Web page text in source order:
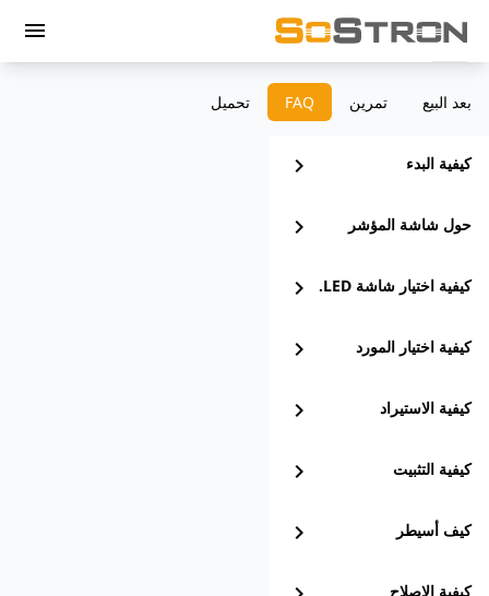
menu
بعد البيع تمرين ‫FAQ تحميل
كيفية البدء chevron_right
حول شاشة المؤشر chevron_right
كيفية اختيار شاشة LED. chevron_right
كيفية اختيار المورد chevron_right
كيفية الاستيراد chevron_right
كيفية التثبيت chevron_right
كيف أسيطر chevron_right
كيفية الإصلاح